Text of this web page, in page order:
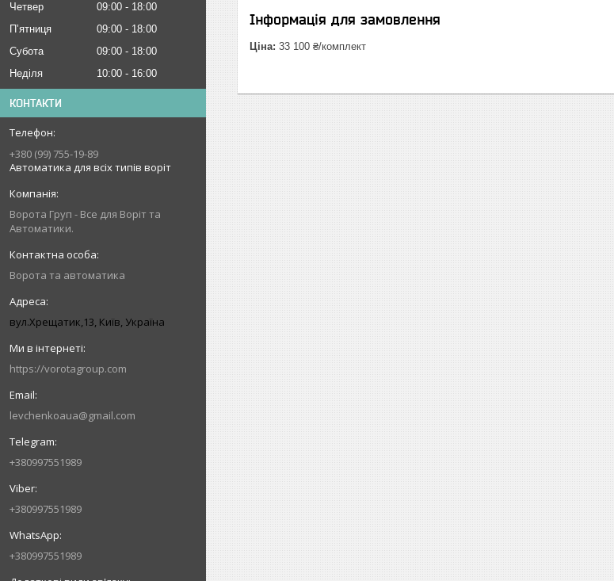
Четвер
09:00
18:00
Пʼятниця
09:00
18:00
Субота
09:00
18:00
Неділя
10:00 16:00
КОНТАКТИ
+380 (99) 755-19-89
Автоматика для всіх типів воріт
Ворота Груп - Все для Воріт та
Автоматики.
Ворота та автоматика
вул.Хрещатик,13, Київ, Україна
https://vorotagroup.com
levchenkoaua@gmail.com
+380997551989
+380997551989
+380997551989
Інформація для замовлення
Ціна: 33 100 ₴/комплект